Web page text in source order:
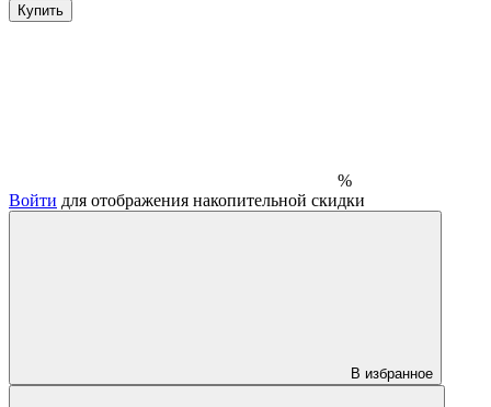
Купить
%
Войти для отображения накопительной скидки
В избранное